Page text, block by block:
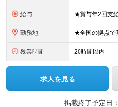
給与
勤務地
残業時間 20時間以内
求人を見る
掲載終了予定日：